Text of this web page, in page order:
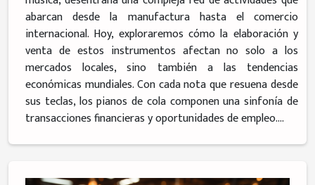
abarcan desde la manufactura hasta el comercio
internacional. Hoy, exploraremos cómo la elaboración y
venta de estos instrumentos afectan no solo a los
mercados locales, sino también a las tendencias
económicas mundiales. Con cada nota que resuena desde
sus teclas, los pianos de cola componen una sinfonía de
transacciones financieras y oportunidades de empleo....